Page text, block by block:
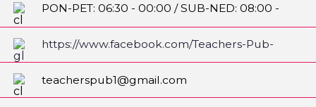
PON-PET: 06:30 - 00:00 / SUB-NED: 08:00 -
00:00
https://www.facebook.com/Teachers-Pub-
100864055111650/
teacherspub1@gmail.com